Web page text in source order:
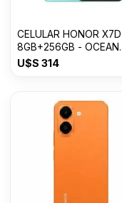
CELULAR HONOR X7D
8GB+256GB - OCEAN
CYAN
U$S 314